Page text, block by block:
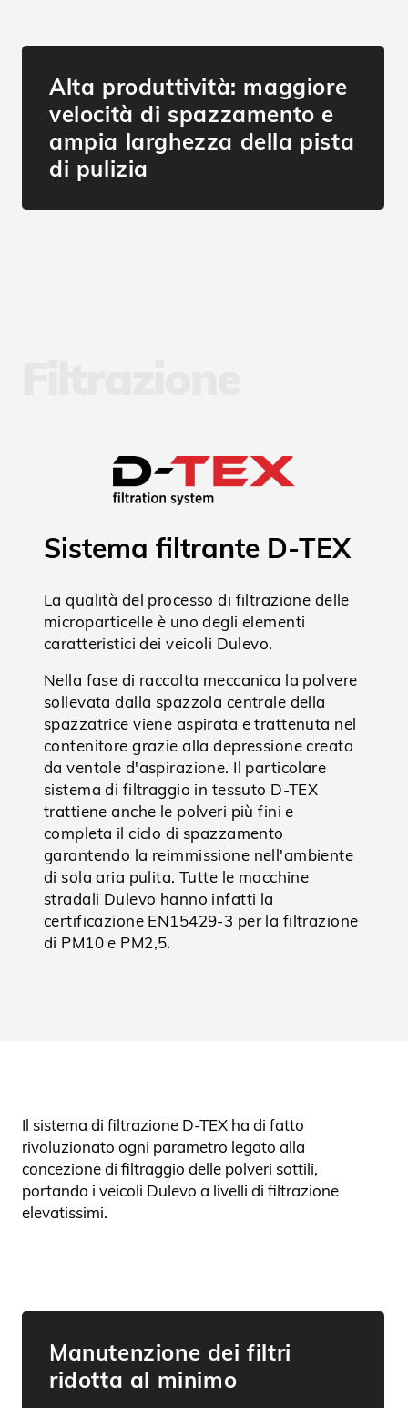
Alta produttività: maggiore
velocità di spazzamento e
ampia larghezza della pista
di pulizia
Sistema filtrante D-TEX
La qualità del processo di filtrazione delle
microparticelle è uno degli elementi
caratteristici dei veicoli Dulevo.
Nella fase di raccolta meccanica la polvere
sollevata dalla spazzola centrale della
spazzatrice viene aspirata e trattenuta nel
contenitore grazie alla depressione creata
da ventole d'aspirazione. Il particolare
sistema di filtraggio in tessuto D-TEX
trattiene anche le polveri più fini e
completa il ciclo di spazzamento
garantendo la reimmissione nell'ambiente
di sola aria pulita. Tutte le macchine
stradali Dulevo hanno infatti la
certificazione EN15429-3 per la filtrazione
di PM10 e PM2,5.
Il sistema di filtrazione D-TEX ha di fatto
rivoluzionato ogni parametro legato alla
concezione di filtraggio delle polveri sottili,
portando i veicoli Dulevo a livelli di filtrazione
elevatissimi.
Manutenzione dei filtri
ridotta al minimo